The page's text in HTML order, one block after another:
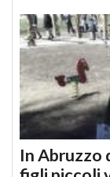
In Abruzzo